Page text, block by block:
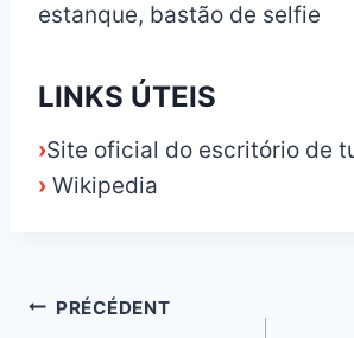
estanque, bastão de selfie
LINKS ÚTEIS
›Site oficial do escritório de
› Wikipedia
Navigation
PRÉCÉDENT